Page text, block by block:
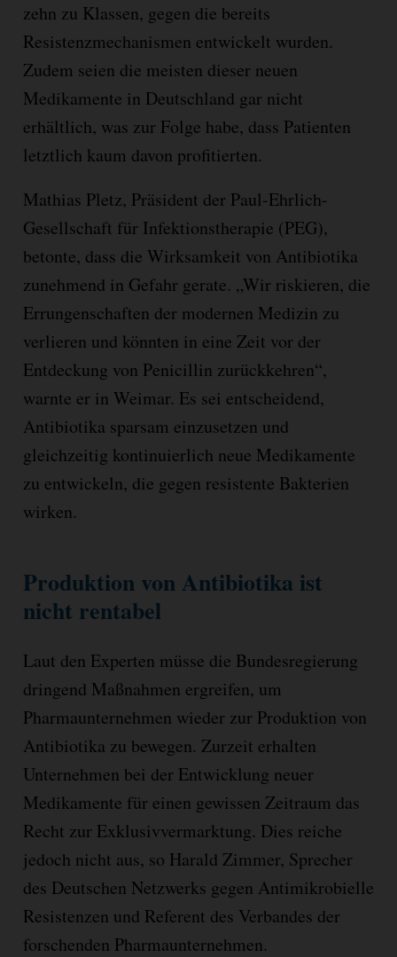
zehn zu Klassen, gegen die bereits
Resistenzmechanismen entwickelt wurden.
Zudem seien die meisten dieser neuen
Medikamente in Deutschland gar nicht
erhältlich, was zur Folge habe, dass Patienten
letztlich kaum davon profitierten.
Mathias Pletz, Präsident der Paul-Ehrlich-
Gesellschaft für Infektionstherapie (PEG),
betonte, dass die Wirksamkeit von Antibiotika
zunehmend in Gefahr gerate. „Wir riskieren, die
Errungenschaften der modernen Medizin zu
verlieren und könnten in eine Zeit vor der
Entdeckung von Penicillin zurückkehren“,
warnte er in Weimar. Es sei entscheidend,
Antibiotika sparsam einzusetzen und
gleichzeitig kontinuierlich neue Medikamente
zu entwickeln, die gegen resistente Bakterien
wirken.
Produktion von Antibiotika ist
nicht rentabel
Laut den Experten müsse die Bundesregierung
dringend Maßnahmen ergreifen, um
Pharmaunternehmen wieder zur Produktion von
Antibiotika zu bewegen. Zurzeit erhalten
Unternehmen bei der Entwicklung neuer
Medikamente für einen gewissen Zeitraum das
Recht zur Exklusivvermarktung. Dies reiche
jedoch nicht aus, so Harald Zimmer, Sprecher
des Deutschen Netzwerks gegen Antimikrobielle
Resistenzen und Referent des Verbandes der
forschenden Pharmaunternehmen.